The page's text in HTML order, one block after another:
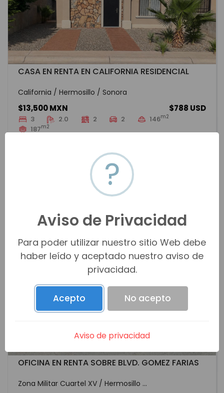
CASA EN RENTA EN CALIFORNIA RESIDENCIAL
California / Hermosillo / Sonora
$13,500 MXN $788 USD
3 2.0 2 2 146m2
187m2
HMOR-20204
OFICINA EN RENTA SOBRE BLVD. GOMEZ FARIAS
Zona Militar Cuartel XV / Hermosillo ...
?
Aviso de Privacidad
Para poder utilizar nuestro sitio Web debe
haber leído y aceptado nuestro aviso de
privacidad.
Acepto No acepto
Aviso de privacidad